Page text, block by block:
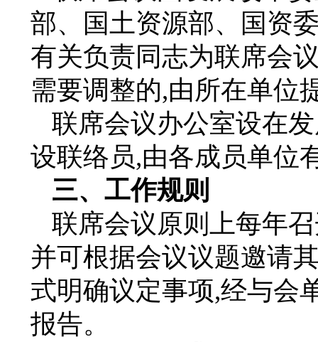
部、国土资源部、国资
有关负责同志为联席会
需要调整的,由所在单位
联席会议办公室设在
设联络员,由各成员单位
三、工作规则
联席会议原则上每年
并可根据会议议题邀请
式明确议定事项,经与会
报告。